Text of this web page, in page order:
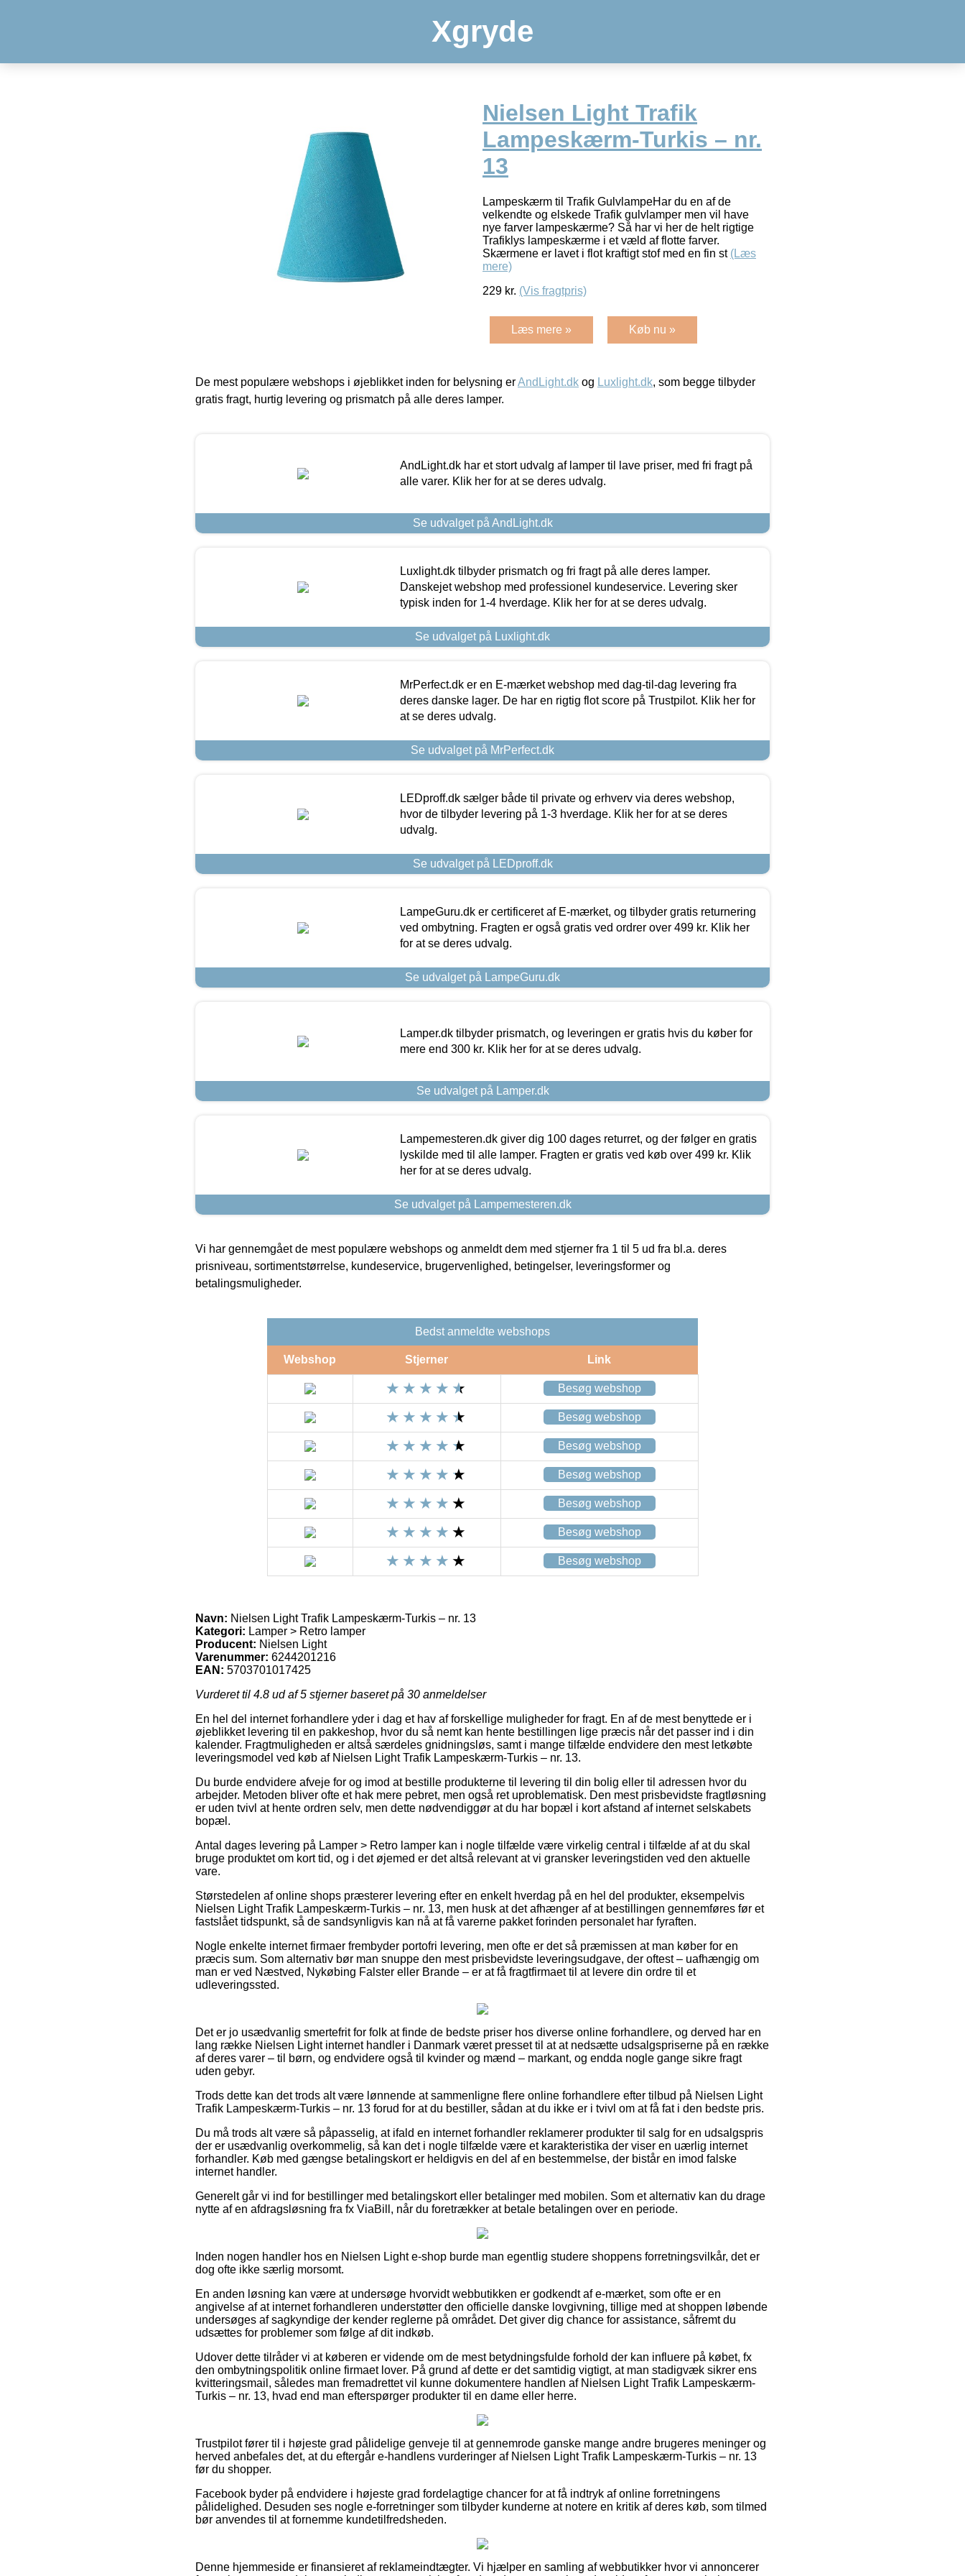
Xgryde
Nielsen Light Trafik
Lampeskærm-Turkis – nr.
13
Lampeskærm til Trafik GulvlampeHar du en af de
velkendte og elskede Trafik gulvlamper men vil have
nye farver lampeskærme? Så har vi her de helt rigtige
Trafiklys lampeskærme i et væld af flotte farver.
Skærmene er lavet i flot kraftigt stof med en fin st (Læs
mere)
229 kr. (Vis fragtpris)
Læs mere » Køb nu »
De mest populære webshops i øjeblikket inden for belysning erAndLight.dk og Luxlight.dk, som begge tilbyder
gratis fragt, hurtig levering og prismatch på alle deres lamper.
AndLight.dk har et stort udvalg af lamper til lave priser, med fri fragt på
alle varer. Klik her for at se deres udvalg.
Se udvalget på AndLight.dk
Luxlight.dk tilbyder prismatch og fri fragt på alle deres lamper.
Danskejet webshop med professionel kundeservice. Levering sker
typisk inden for 1-4 hverdage. Klik her for at se deres udvalg.
Se udvalget på Luxlight.dk
MrPerfect.dk er en E-mærket webshop med dag-til-dag levering fra
deres danske lager. De har en rigtig flot score på Trustpilot. Klik her for
at se deres udvalg.
Se udvalget på MrPerfect.dk
LEDproff.dk sælger både til private og erhverv via deres webshop,
hvor de tilbyder levering på 1-3 hverdage. Klik her for at se deres
udvalg.
Se udvalget på LEDproff.dk
LampeGuru.dk er certificeret af E-mærket, og tilbyder gratis returnering
ved ombytning. Fragten er også gratis ved ordrer over 499 kr. Klik her
for at se deres udvalg.
Se udvalget på LampeGuru.dk
Lamper.dk tilbyder prismatch, og leveringen er gratis hvis du køber for
mere end 300 kr. Klik her for at se deres udvalg.
Se udvalget på Lamper.dk
Lampemesteren.dk giver dig 100 dages returret, og der følger en gratis
lyskilde med til alle lamper. Fragten er gratis ved køb over 499 kr. Klik
her for at se deres udvalg.
Se udvalget på Lampemesteren.dk
Vi har gennemgået de mest populære webshops og anmeldt dem med stjerner fra 1 til 5 ud fra bl.a. deres
prisniveau, sortimentstørrelse, kundeservice, brugervenlighed, betingelser, leveringsformer og
betalingsmuligheder.
Bedst anmeldte webshops
Webshop Stjerner Link
Besøg webshop
Besøg webshop
Besøg webshop
Besøg webshop
Besøg webshop
Besøg webshop
Besøg webshop
Navn: Nielsen Light Trafik Lampeskærm-Turkis – nr. 13
Kategori: Lamper > Retro lamper
Producent: Nielsen Light
Varenummer: 6244201216
EAN: 5703701017425
Vurderet til 4.8 ud af 5 stjerner baseret på 30 anmeldelser
En hel del internet forhandlere yder i dag et hav af forskellige muligheder for fragt. En af de mest benyttede er i
øjeblikket levering til en pakkeshop, hvor du så nemt kan hente bestillingen lige præcis når det passer ind i din
kalender. Fragtmuligheden er altså særdeles gnidningsløs, samt i mange tilfælde endvidere den mest letkøbte
leveringsmodel ved køb af Nielsen Light Trafik Lampeskærm-Turkis – nr. 13.
Du burde endvidere afveje for og imod at bestille produkterne til levering til din bolig eller til adressen hvor du
arbejder. Metoden bliver ofte et hak mere pebret, men også ret uproblematisk. Den mest prisbevidste fragtløsning
er uden tvivl at hente ordren selv, men dette nødvendiggør at du har bopæl i kort afstand af internet selskabets
bopæl.
Antal dages levering på Lamper > Retro lamper kan i nogle tilfælde være virkelig central i tilfælde af at du skal
bruge produktet om kort tid, og i det øjemed er det altså relevant at vi gransker leveringstiden ved den aktuelle
vare.
Størstedelen af online shops præsterer levering efter en enkelt hverdag på en hel del produkter, eksempelvis
Nielsen Light Trafik Lampeskærm-Turkis – nr. 13, men husk at det afhænger af at bestillingen gennemføres før et
fastslået tidspunkt, så de sandsynligvis kan nå at få varerne pakket forinden personalet har fyraften.
Nogle enkelte internet firmaer frembyder portofri levering, men ofte er det så præmissen at man køber for en
præcis sum. Som alternativ bør man snuppe den mest prisbevidste leveringsudgave, der oftest – uafhængig om
man er ved Næstved, Nykøbing Falster eller Brande – er at få fragtfirmaet til at levere din ordre til et
udleveringssted.
Det er jo usædvanlig smertefrit for folk at finde de bedste priser hos diverse online forhandlere, og derved har en
lang række Nielsen Light internet handler i Danmark været presset til at at nedsætte udsalgspriserne på en række
af deres varer – til børn, og endvidere også til kvinder og mænd – markant, og endda nogle gange sikre fragt
uden gebyr.
Trods dette kan det trods alt være lønnende at sammenligne flere online forhandlere efter tilbud på Nielsen Light
Trafik Lampeskærm-Turkis – nr. 13 forud for at du bestiller, sådan at du ikke er i tvivl om at få fat i den bedste pris.
Du må trods alt være så påpasselig, at ifald en internet forhandler reklamerer produkter til salg for en udsalgspris
der er usædvanlig overkommelig, så kan det i nogle tilfælde være et karakteristika der viser en uærlig internet
forhandler. Køb med gængse betalingskort er heldigvis en del af en bestemmelse, der bistår en imod falske
internet handler.
Generelt går vi ind for bestillinger med betalingskort eller betalinger med mobilen. Som et alternativ kan du drage
nytte af en afdragsløsning fra fx ViaBill, når du foretrækker at betale betalingen over en periode.
Inden nogen handler hos en Nielsen Light e-shop burde man egentlig studere shoppens forretningsvilkår, det er
dog ofte ikke særlig morsomt.
En anden løsning kan være at undersøge hvorvidt webbutikken er godkendt af e-mærket, som ofte er en
angivelse af at internet forhandleren understøtter den officielle danske lovgivning, tillige med at shoppen løbende
undersøges af sagkyndige der kender reglerne på området. Det giver dig chance for assistance, såfremt du
udsættes for problemer som følge af dit indkøb.
Udover dette tilråder vi at køberen er vidende om de mest betydningsfulde forhold der kan influere på købet, fx
den ombytningspolitik online firmaet lover. På grund af dette er det samtidig vigtigt, at man stadigvæk sikrer ens
kvitteringsmail, således man fremadrettet vil kunne dokumentere handlen af Nielsen Light Trafik Lampeskærm-
Turkis – nr. 13, hvad end man efterspørger produkter til en dame eller herre.
Trustpilot fører til i højeste grad pålidelige genveje til at gennemrode ganske mange andre brugeres meninger og
herved anbefales det, at du eftergår e-handlens vurderinger af Nielsen Light Trafik Lampeskærm-Turkis – nr. 13
før du shopper.
Facebook byder på endvidere i højeste grad fordelagtige chancer for at få indtryk af online forretningens
pålidelighed. Desuden ses nogle e-forretninger som tilbyder kunderne at notere en kritik af deres køb, som tilmed
bør anvendes til at fornemme kundetilfredsheden.
Denne hjemmeside er finansieret af reklameindtægter. Vi hjælper en samling af webbutikker hvor vi annoncerer